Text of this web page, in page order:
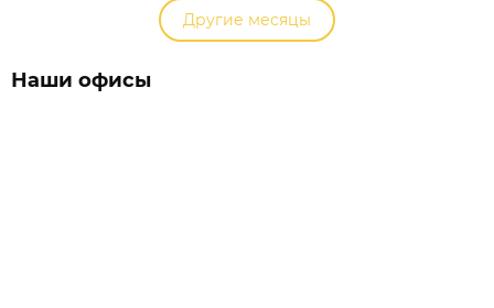
Другие месяцы
Наши офисы